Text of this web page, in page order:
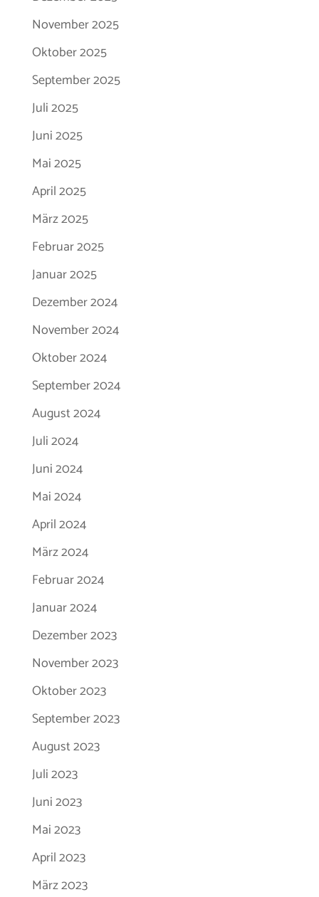
November 2025
Oktober 2025
September 2025
Juli 2025
Juni 2025
Mai 2025
April 2025
März 2025
Februar 2025
Januar 2025
Dezember 2024
November 2024
Oktober 2024
September 2024
August 2024
Juli 2024
Juni 2024
Mai 2024
April 2024
März 2024
Februar 2024
Januar 2024
Dezember 2023
November 2023
Oktober 2023
September 2023
August 2023
Juli 2023
Juni 2023
Mai 2023
April 2023
März 2023